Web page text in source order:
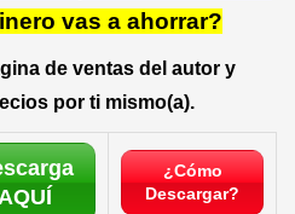
vas a ahorrar?
de ventas del autor y
por ti mismo(a).
¿Cómo
Descargar?